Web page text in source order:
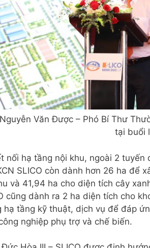
Văn Được – Phó Bí Thư
tại buổi
nối hạ tầng nội khu, ngoài 2
SLICO còn dành hơn 26 ha để
và 41,94 ha cho diện tích cây
cũng dành ra 2 ha diện tích cho
hạ tầng kỹ thuật, dịch vụ để đáp
nghiệp phụ trợ và chế biến.